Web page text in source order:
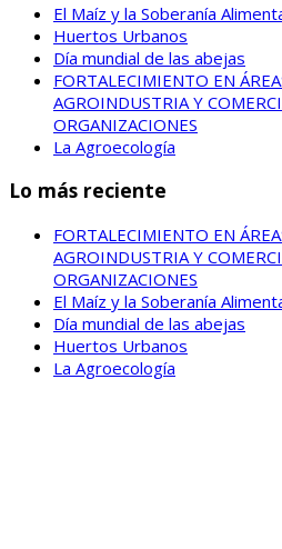
El Maíz y la Soberanía
Huertos Urbanos
Día mundial de las abejas
FORTALECIMIENTO EN
AGROINDUSTRIA Y
ORGANIZACIONES
La Agroecología
Lo más reciente
FORTALECIMIENTO EN
AGROINDUSTRIA Y
ORGANIZACIONES
El Maíz y la Soberanía
Día mundial de las abejas
Huertos Urbanos
La Agroecología